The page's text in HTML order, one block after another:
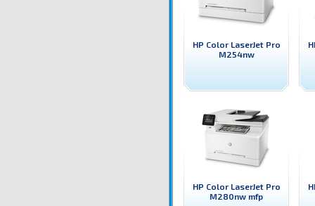
HP Color LaserJet Pro
M254nw
HP Color LaserJet Pro
M280nw mfp